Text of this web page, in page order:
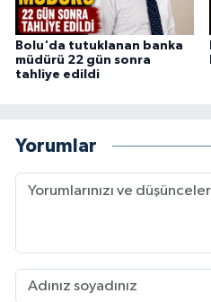
Bolu'da tutuklanan banka
müdürü 22 gün sonra
tahliye edildi
Yorumlar